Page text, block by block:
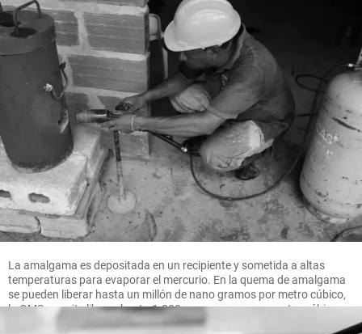
La amalgama es depositada en un recipiente y sometida a altas
temperaturas para evaporar el mercurio. En la quema de amalgama
se pueden liberar hasta un millón de nano gramos por metro cúbico,
la OMS permite liberar hasta 1.000 nano gramos por metro cúbico.